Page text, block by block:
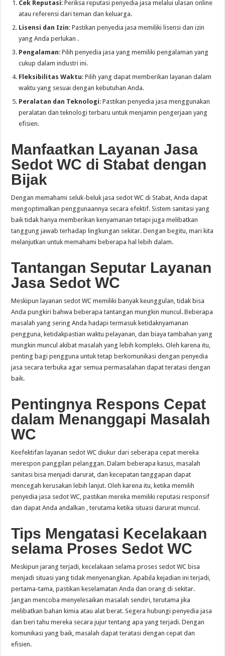
Cek Reputasi: Periksa reputasi penyedia jasa melalui ulasan online
atau referensi dari teman dan keluarga.
Lisensi dan Izin: Pastikan penyedia jasa memiliki lisensi dan izin
yang Anda perlukan .
Pengalaman: Pilih penyedia jasa yang memiliki pengalaman yang
cukup dalam industri ini.
Fleksibilitas Waktu: Pilih yang dapat memberikan layanan dalam
waktu yang sesuai dengan kebutuhan Anda.
Peralatan dan Teknologi: Pastikan penyedia jasa menggunakan
peralatan dan teknologi terbaru untuk menjamin pengerjaan yang
efisien.
Manfaatkan Layanan Jasa
Sedot WC di Stabat dengan
Bijak
Dengan memahami seluk-beluk jasa sedot WC di Stabat, Anda dapat
mengoptimalkan penggunaannya secara efektif. Sistem sanitasi yang
baik tidak hanya memberikan kenyamanan tetapi juga melibatkan
tanggung jawab terhadap lingkungan sekitar. Dengan begitu, mari kita
melanjutkan untuk memahami beberapa hal lebih dalam.
Tantangan Seputar Layanan
Jasa Sedot WC
Meskipun layanan sedot WC memiliki banyak keunggulan, tidak bisa
Anda pungkiri bahwa beberapa tantangan mungkin muncul. Beberapa
masalah yang sering Anda hadapi termasuk ketidaknyamanan
pengguna, ketidakpastian waktu pelayanan, dan biaya tambahan yang
mungkin muncul akibat masalah yang lebih kompleks. Oleh karena itu,
penting bagi pengguna untuk tetap berkomunikasi dengan penyedia
jasa secara terbuka agar semua permasalahan dapat teratasi dengan
baik.
Pentingnya Respons Cepat
dalam Menanggapi Masalah
WC
Keefektifan layanan sedot WC diukur dari seberapa cepat mereka
merespon panggilan pelanggan. Dalam beberapa kasus, masalah
sanitasi bisa menjadi darurat, dan kecepatan tanggapan dapat
mencegah kerusakan lebih lanjut. Oleh karena itu, ketika memilih
penyedia jasa sedot WC, pastikan mereka memiliki reputasi responsif
dan dapat Anda andalkan , terutama ketika situasi darurat muncul.
Tips Mengatasi Kecelakaan
selama Proses Sedot WC
Meskipun jarang terjadi, kecelakaan selama proses sedot WC bisa
menjadi situasi yang tidak menyenangkan. Apabila kejadian ini terjadi,
pertama-tama, pastikan keselamatan Anda dan orang di sekitar.
Jangan mencoba menyelesaikan masalah sendiri, terutama jika
melibatkan bahan kimia atau alat berat. Segera hubungi penyedia jasa
dan beri tahu mereka secara jujur tentang apa yang terjadi. Dengan
komunikasi yang baik, masalah dapat teratasi dengan cepat dan
efisien.